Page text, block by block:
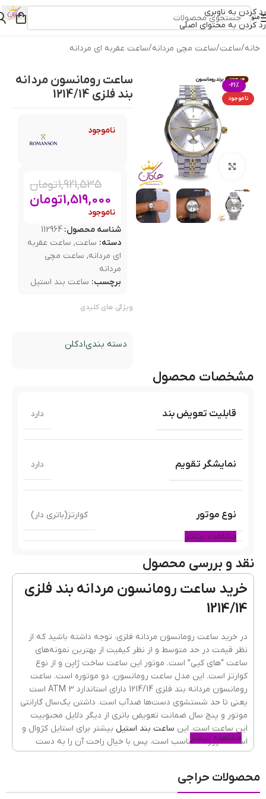
رد کردن به ناوبری
رد کردن به محتوای اصلی
منو
خانه/ساعت/ساعت مچی مردانه/ساعت عقربه ای مردانه
-21%
ناموجود
بزرگنمایی تصویر
ساعت رومانسون مردانه
بند فلزی 1214/14
ناموجود
1,921,535تومان
1,519,000تومان
ناموجود
شناسه محصول: 112964
دسته: ساعت, ساعت عقربه
ای مردانه, ساعت مچی
مردانه
برچسب: ساعت بند استیل
ویژگی های کلیدی
دسته بندیادکلن
مشخصات محصول
قابلیت تعویض بند دارد
نمایشگر تقویم دارد
نوع موتور کوارتز(باتری دار)
رنگ قاب
جنس قاب
رنگ بند نقره ای طلایی
جنسیت ساعت مردانه
مشاهده بیشتر
نقد و بررسی محصول
خرید ساعت رومانسون مردانه بند فلزی
1214/14
در خرید ساعت رومانسون مردانه فلزی، توجه داشته باشید که از
نظر قیمت در حد متوسط و از نظر کیفیت از بهترین نمونه‌های
ساعت “های کپی” است. موتور این ساعت ساخت ژاپن و از نوع
کوارتز است. این مدل ساعت رومانسون، دو موتوره است. ساعت
رومانسون مردانه بند فلزی 1214/14 دارای استاندارد 3 ATM است
یعنی تا حد شستشوی دست‌ها ضدآب است. داشتن یک‌سال گارانتی
موتور و پنج سال ضمانت تعویض باتری از دیگر دلایل محبوبیت
این ساعت است. این ساعت بند استیل بیشتر برای استایل کژوال و
استفاده روزانه مناسب است، پس با خیال راحت آن را به دست
بیندازید و به مهمانی، خرید یا دانشگاه بروید.
مشاهده بیشتر
محصولات حراجی